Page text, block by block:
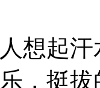
想起
，挺